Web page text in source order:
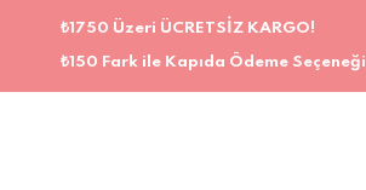
₺1750 Üzeri ÜCRETSİZ KARGO!
₺150 Fark ile Kapıda Ödeme Seçeneği